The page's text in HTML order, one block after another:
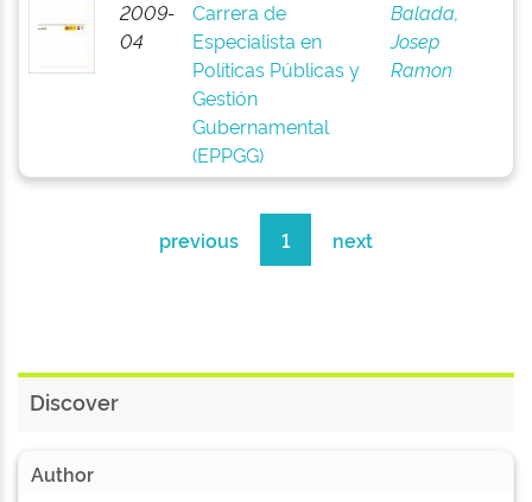
2009-
04
Carrera de
Especialista en
Políticas Públicas y
Gestión
Gubernamental
(EPPGG)
Balada,
Josep
Ramon
previous 1 next
Discover
Author